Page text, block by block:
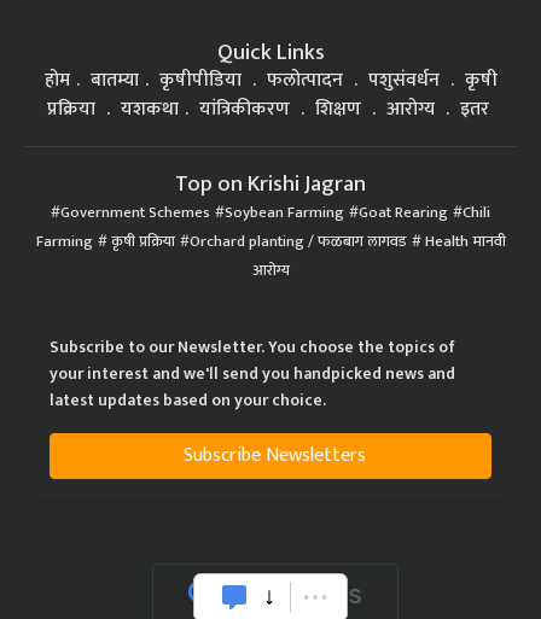
Quick Links
होम बातम्या कृषीपीडिया फलोत्पादन पशुसंवर्धन
कृषी
प्रक्रिया
यशकथा यांत्रिकीकरण शिक्षण आरोग्य इतर
Top on Krishi Jagran
Government Schemes Soybean Farming Goat Rearing Chili
Farming कृषी प्रक्रिया Orchard planting / फळबाग लागवड Health मानवी
आरोग्य
Subscribe to our Newsletter. You choose the topics of
your interest and we'll send you handpicked news and
latest updates based on your choice.
Subscribe Newsletters